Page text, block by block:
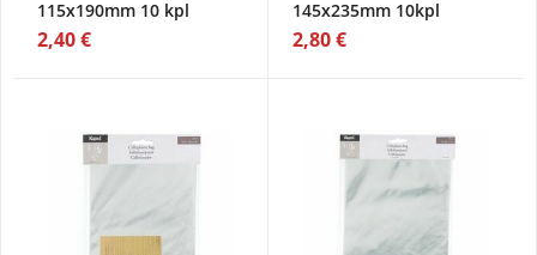
115x190mm 10 kpl
2,40 €
145x235mm 10kpl
2,80 €